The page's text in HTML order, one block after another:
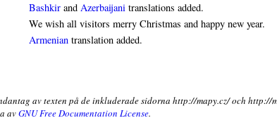
Bashkir and Azerbaijani translations added.
We wish all visitors merry Christmas and happy new year.
Armenian translation added.
av texten på de inkluderade sidorna http://mapy.cz/ och
avGNU Free Documentation License.